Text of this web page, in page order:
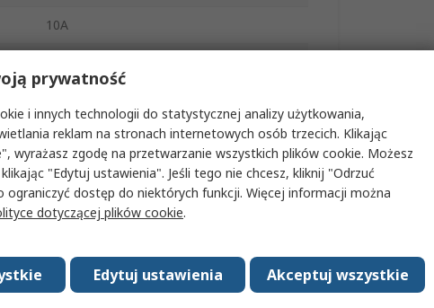
10A
1
30mA
Szyna DIN
Śruba
prywatność
i innych technologii do statystycznej analizy użytkowania,
reklam na stronach internetowych osób trzecich. Klikając
wyrażasz zgodę na przetwarzanie wszystkich plików cookie. Możesz
"Edytuj ustawienia". Jeśli tego nie chcesz, kliknij "Odrzuć
ograniczyć dostęp do niektórych funkcji. Więcej informacji można
dotyczącej plików cookie.
Akceptuj wszystkie
Edytuj ustawienia